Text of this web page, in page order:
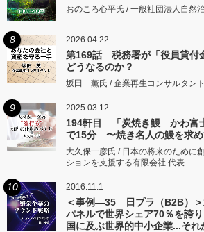
おのころ心平氏 / 一般社団法人自
8 2026.04.22
第169話 税務署が「役員貸付
どうなるのか？
坂田 薫氏 / 企業再生コンサルタント
9 2025.03.12
194軒目 「炭焼き鰻 かわ富
で15分 〜焼き名人の鰻を求め
大久保一彦氏 / 日本の将来のために
ションを支援する有限会社 代表
10 2016.11.1
＜事例―35 日プラ（B2B）＞
パネルで世界シェア70％を誇
国に及ぶ世界的中小企業...そ